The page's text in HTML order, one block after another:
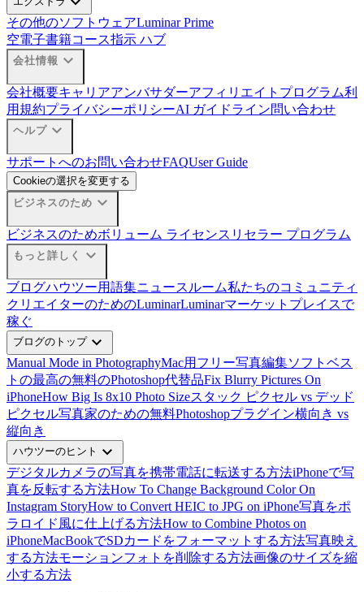
その他のソフトウェアLuminar Prime
空電子書籍コース指示 ハブ
会社情報 expand_more
会社概要キャリアアンバサダーアフィリエイトプログラム利
用規約プライバシーポリシーAI ガイドライン問い合わせ
ヘルプ expand_more
サポートへのお問い合わせFAQUser Guide
Cookieの選択を変更する
ビジネスのため expand_more
ビジネスのためボリューム ライセンス リセラー プログラム
もっと詳しく expand_more
ブログハウツー用語集ニュースルーム私たちのコミュニティ
クリエイターのためのLuminarLuminarマーケットプレイスで
稼ぐ
ブログのトップexpand_more
Manual Mode in PhotographyMac用フリー写真編集ソフトベス
ト の最高の無料のPhotoshop代替品Fix Blurry Pictures On
iPhoneHow Big Is 8x10 Photo Sizeスタック ピクセル vs デッド
ピクセル写真家のための無料Photoshopプラグイン横向き vs
縦向き
ハウツーのヒント expand_more
デジタルカメラの写真を携帯電話に転送する方法iPhoneで写
真を反転する方法How To Change Background Color On
Instagram StoryHow to Convert HEIC to JPG on iPhone写真をポ
ラロイド風に仕上げる方法How to Combine Photos on
iPhoneMacBookでSDカードをフォーマットする方法写真映え
する方法モーションフォトを削除する方法画像のサイズを縮
小する方法